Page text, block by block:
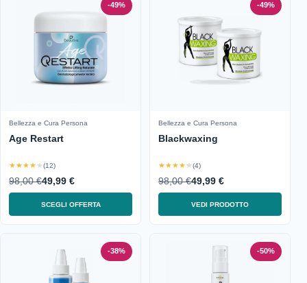
-49%
Bellezza e Cura Persona
Age Restart
★★★★★(12)
98,00 €49,99 €
SCEGLI OFFERTA
-49%
Bellezza e Cura Persona
Blackwaxing
★★★★★(4)
98,00 €49,99 €
VEDI PRODOTTO
-38% -50%